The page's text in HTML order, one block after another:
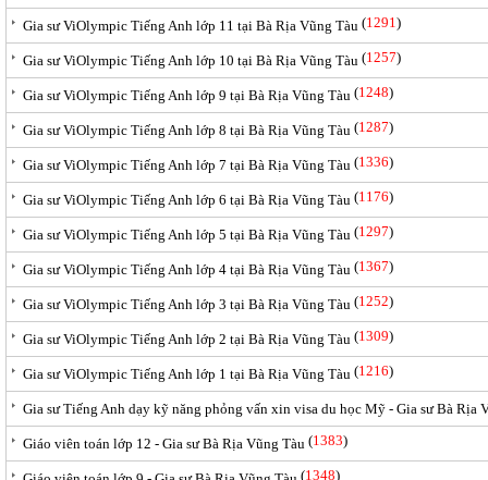
Gia sư ViOlympic Tiếng Anh lớp 11 tại Bà Rịa Vũng Tàu (1291)
Gia sư ViOlympic Tiếng Anh lớp 10 tại Bà Rịa Vũng Tàu (1257)
Gia sư ViOlympic Tiếng Anh lớp 9 tại Bà Rịa Vũng Tàu (1248)
Gia sư ViOlympic Tiếng Anh lớp 8 tại Bà Rịa Vũng Tàu (1287)
Gia sư ViOlympic Tiếng Anh lớp 7 tại Bà Rịa Vũng Tàu (1336)
Gia sư ViOlympic Tiếng Anh lớp 6 tại Bà Rịa Vũng Tàu (1176)
Gia sư ViOlympic Tiếng Anh lớp 5 tại Bà Rịa Vũng Tàu (1297)
Gia sư ViOlympic Tiếng Anh lớp 4 tại Bà Rịa Vũng Tàu (1367)
Gia sư ViOlympic Tiếng Anh lớp 3 tại Bà Rịa Vũng Tàu (1252)
Gia sư ViOlympic Tiếng Anh lớp 2 tại Bà Rịa Vũng Tàu (1309)
Gia sư ViOlympic Tiếng Anh lớp 1 tại Bà Rịa Vũng Tàu (1216)
Gia sư Tiếng Anh dạy kỹ năng phỏng vấn xin visa du học Mỹ - Gia sư Bà Rịa
Giáo viên toán lớp 12 - Gia sư Bà Rịa Vũng Tàu (1383)
(1348)